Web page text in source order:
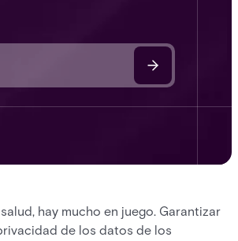
hay mucho en juego. Garantizar
de los datos de los